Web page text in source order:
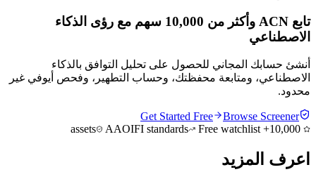
تابع ACN وأكثر من 10,000 سهم مع رؤى الذكاء
الاصطناعي
أنشئ حسابك المجاني للحصول على تحليل التوافق بالذكاء
الاصطناعي، ومتابعة محفظتك، وحساب التطهير، وفحص أيوفي غير
محدود.
Get Started Free
Browse Screener
AAOIFI standards Free watchlist
اعرف المزيد